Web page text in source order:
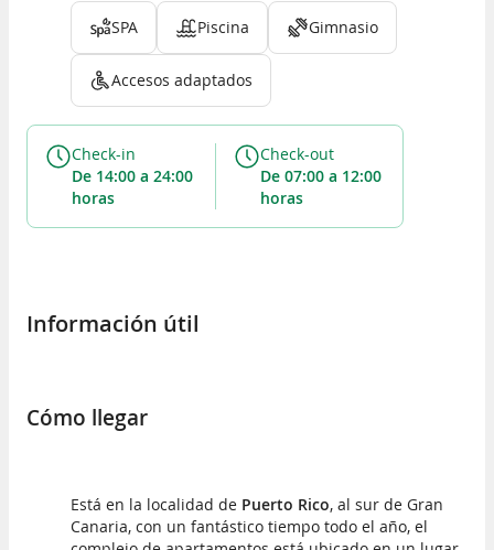
SPA Piscina Gimnasio
Accesos adaptados
Check-in
de 14:00 a 24:00
horas
Check-out
de 07:00 a 12:00
horas
Información útil
Cómo llegar
Está en la localidad de Puerto Rico, al sur de Gran
Canaria, con un fantástico tiempo todo el año, el